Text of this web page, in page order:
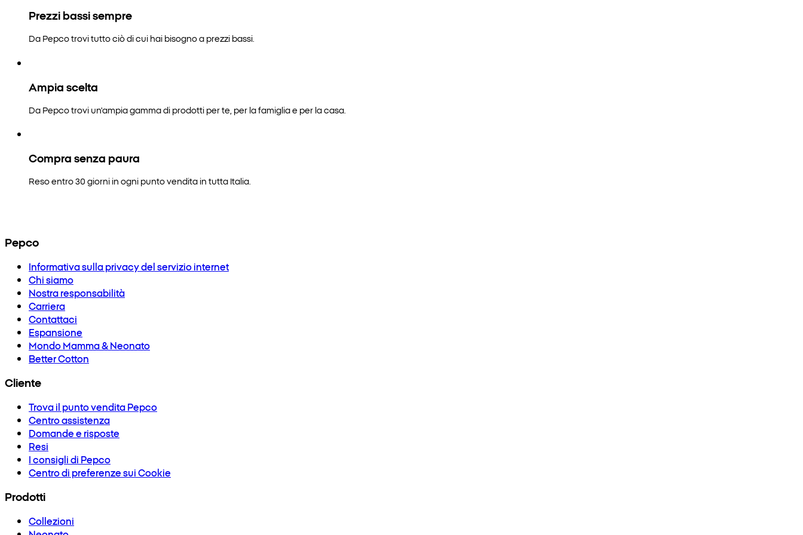
Prezzi bassi sempre
Da Pepco trovi tutto ciò di cui hai bisogno a prezzi bassi.
Ampia scelta
Da Pepco trovi un'ampia gamma di prodotti per te, per la famiglia e per la casa.
Compra senza paura
Reso entro 30 giorni in ogni punto vendita in tutta Italia.
Pepco
Informativa sulla privacy del servizio internet
Chi siamo
Nostra responsabilità
Carriera
Contattaci
Espansione
Mondo Mamma & Neonato
Better Cotton
Cliente
Trova il punto vendita Pepco
Centro assistenza
Domande e risposte
Resi
I consigli di Pepco
Centro di preferenze sui Cookie
Prodotti
Collezioni